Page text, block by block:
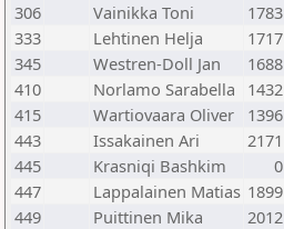
306
Vainikka Toni 1783
333
Lehtinen Helja 1717
345
Westren-Doll Jan 1688
410
Norlamo Sarabella 1432
415
Wartiovaara Oliver 1396
443
Issakainen Ari 2171
445
Krasniqi Bashkim 0
447
Lappalainen Matias 1899
449
Puittinen Mika 2012